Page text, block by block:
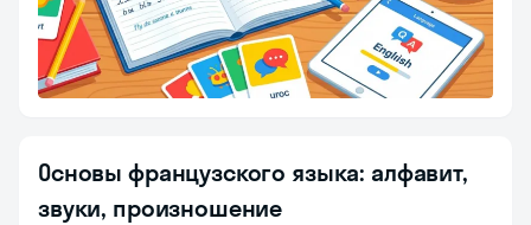
Основы французского языка: алфавит,
звуки, произношение